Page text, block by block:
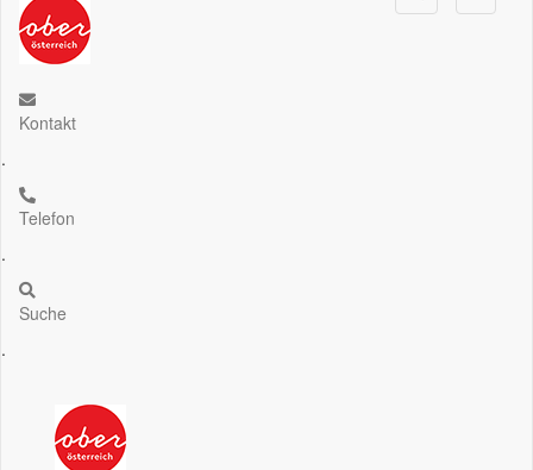
Kontakt
.
Telefon
.
Suche
.